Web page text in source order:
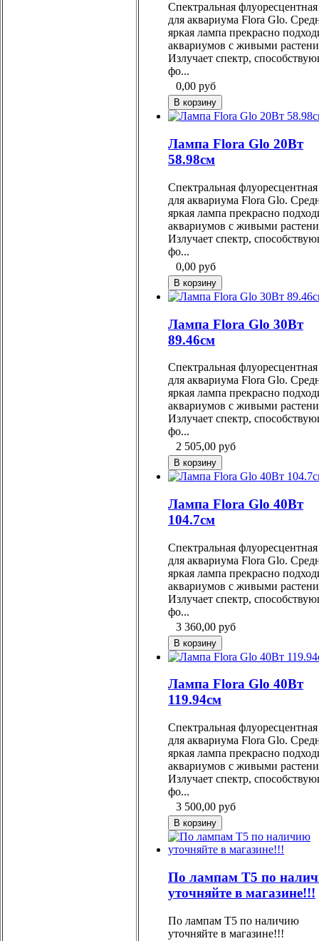
Спектральная
для аквариума Flora Glo.
яркая лампа прекрасно
аквариумов с живыми
Излучает спектр,
фо...
0,00 руб
Лампа Flora Glo 20Вт
58.98см
Спектральная
для аквариума Flora Glo.
яркая лампа прекрасно
аквариумов с живыми
Излучает спектр,
фо...
0,00 руб
Лампа Flora Glo 30Вт
89.46см
Спектральная
для аквариума Flora Glo.
яркая лампа прекрасно
аквариумов с живыми
Излучает спектр,
фо...
2 505,00 руб
Лампа Flora Glo 40Вт
104.7см
Спектральная
для аквариума Flora Glo.
яркая лампа прекрасно
аквариумов с живыми
Излучает спектр,
фо...
3 360,00 руб
Лампа Flora Glo 40Вт
119.94см
Спектральная
для аквариума Flora Glo.
яркая лампа прекрасно
аквариумов с живыми
Излучает спектр,
фо...
3 500,00 руб
По лампам Т5 по
уточняйте в магазине!!!
По лампам Т5 по наличию
уточняйте в магазине!!!